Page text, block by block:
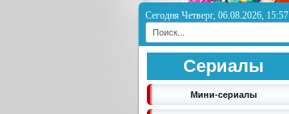
Сегодня Четверг, 06.08.2026, 15:57
Сериалы
Мини-сериалы